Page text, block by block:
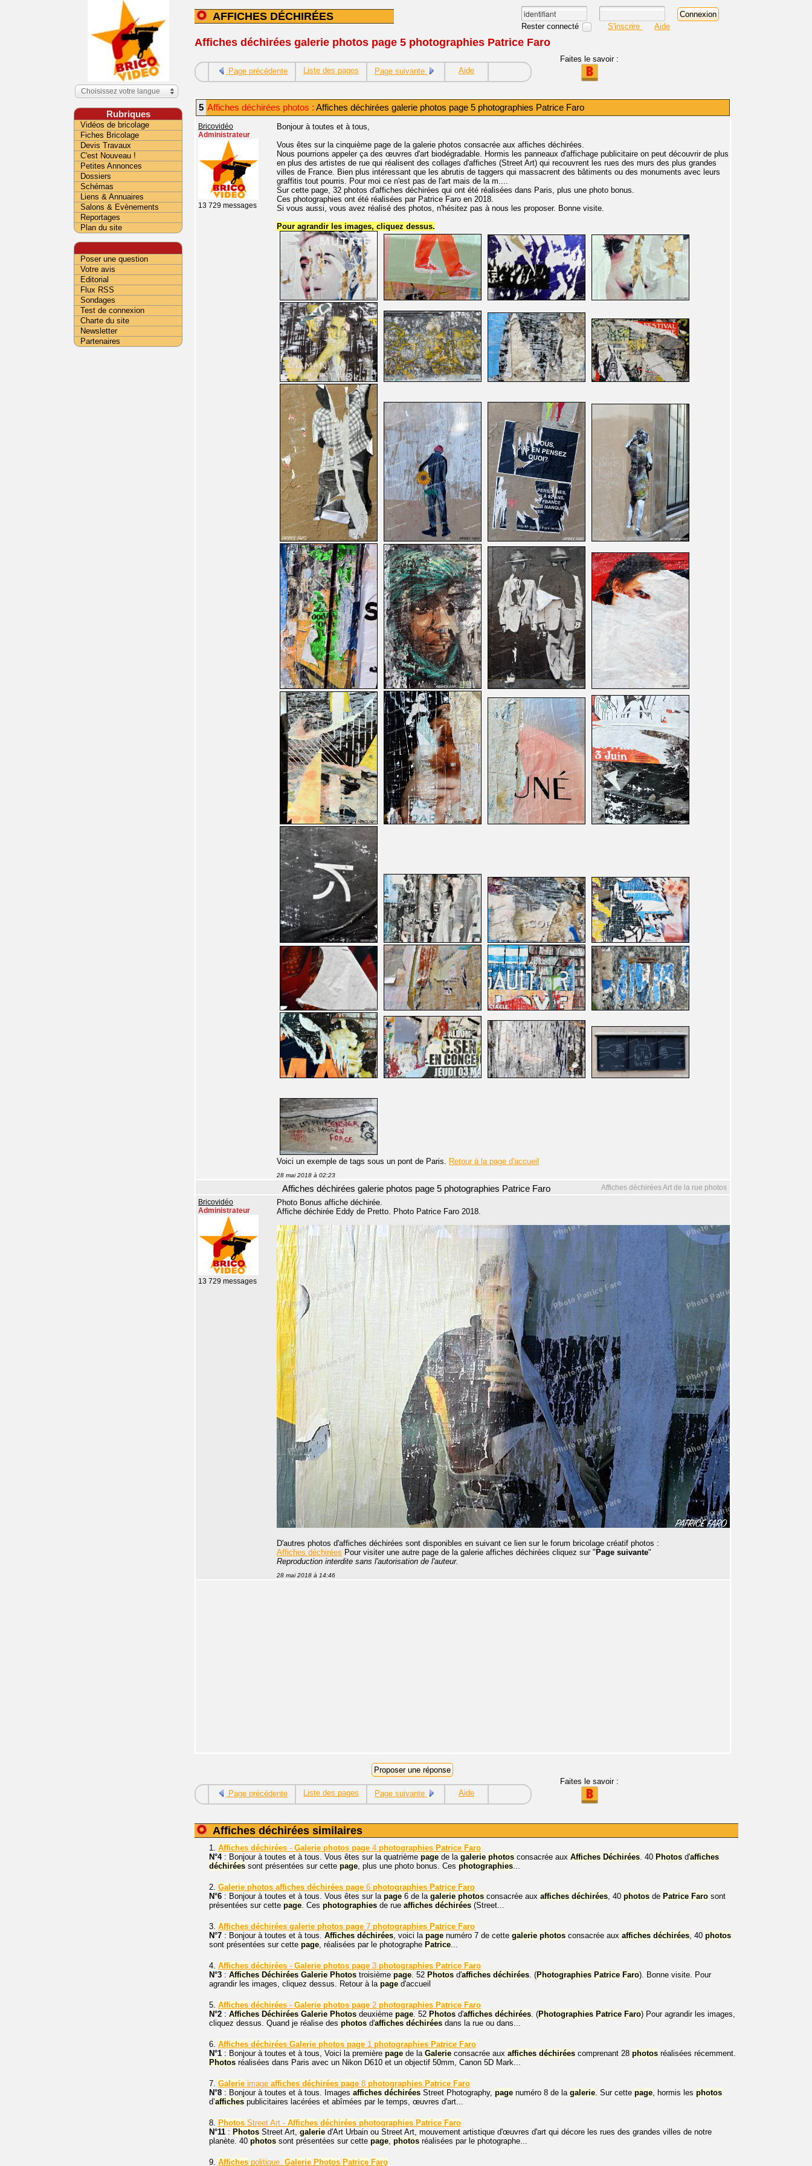
AFFICHES DÉCHIRÉES
Rester connecté S'inscrire Aide
Affiches déchirées galerie photos page 5 photographies Patrice Faro
Page précédente Liste des pages Page suivante Aide
Faites le savoir :
5 Affiches déchirées photos : Affiches déchirées galerie photos page 5 photographies Patrice Faro
Bricovidéo
Administrateur
13 729 messages
Bonjour à toutes et à tous,
Vous êtes sur la cinquième page de la galerie photos consacrée aux affiches déchirées.
Nous pourrions appeler ça des œuvres d'art biodégradable. Hormis les panneaux d'affichage publicitaire on peut découvrir de plus
en plus des artistes de rue qui réalisent des collages d'affiches (Street Art) qui recouvrent les rues des murs des plus grandes
villes de France. Bien plus intéressant que les abrutis de taggers qui massacrent des bâtiments ou des monuments avec leurs
graffitis tout pourris. Pour moi ce n'est pas de l'art mais de la m....
Sur cette page, 32 photos d'affiches déchirées qui ont été réalisées dans Paris, plus une photo bonus.
Ces photographies ont été réalisées par Patrice Faro en 2018.
Si vous aussi, vous avez réalisé des photos, n'hésitez pas à nous les proposer. Bonne visite.
Pour agrandir les images, cliquez dessus.
Voici un exemple de tags sous un pont de Paris. Retour à la page d'accueil
28 mai 2018 à 02:23
Affiches déchirées Art de la rue photos
Affiches déchirées galerie photos page 5 photographies Patrice Faro
Bricovidéo
Administrateur
13 729 messages
Photo Bonus affiche déchirée.
Affiche déchirée Eddy de Pretto. Photo Patrice Faro 2018.
D'autres photos d'affiches déchirées sont disponibles en suivant ce lien sur le forum bricolage créatif photos :
Affiches déchirées Pour visiter une autre page de la galerie affiches déchirées cliquez sur " Page suivante"
Reproduction interdite sans l'autorisation de l'auteur.
28 mai 2018 à 14:46
Page précédente Liste des pages Page suivante Aide
Faites le savoir :
Affiches déchirées similaires
1. Affiches déchirées - Galerie photos page 4 photographies Patrice Faro
N°4: Bonjour à toutes et à tous. Vous êtes sur la quatrième page de la galerie photos consacrée aux Affiches Déchirées . 40 Photos d'affiches
déchirées sont présentées sur cette page , plus une photo bonus. Ces photographies
2. Galerie photos affiches déchirées page 6 photographies Patrice Faro
N°6 : Bonjour à toutes et à tous. Vous êtes sur la page 6 de la galerie photos consacrée aux affiches déchirées , 40 photos de Patrice Faro sont
présentées sur cette page . Ces photographies de rue affiches déchirées (Street...
3. Affiches déchirées galerie photos page 7 photographies Patrice Faro
N°7 : Bonjour à toutes et à tous. Affiches déchirées , voici la page numéro 7 de cette galerie photos consacrée aux affiches déchirées , 40 photos
sont présentées sur cette page , réalisées par le photographe Patrice
4. Affiches déchirées - Galerie photos page 3 photographies Patrice Faro
N°3 : Affiches Déchirées Galerie Photos troisième page . 52 Photos d'affiches déchirées . (Photographies Patrice Faro). Bonne visite. Pour
agrandir les images, cliquez dessus. Retour à la page d'accueil
5. Affiches déchirées - Galerie photos page 2 photographies Patrice Faro
N°2 : Affiches Déchirées Galerie Photos deuxième page . 52 Photos d'affiches déchirées . (Photographies Patrice Faro) Pour agrandir les images,
cliquez dessus. Quand je réalise des photos d'affiches déchirées dans la rue ou dans...
6. Affiches déchirées Galerie photos page 1 photographies Patrice Faro
N°1 : Bonjour à toutes et à tous, Voici la première page de la Galerie consacrée aux affiches déchirées comprenant 28 photos réalisées récemment.
Photos réalisées dans Paris avec un Nikon D610 et un objectif 50mm, Canon 5D Mark...
7. Galerie image affiches déchirées page 8 photographies Patrice Faro
N°8 : Bonjour à toutes et à tous. Images affiches déchirées Street Photography, page numéro 8 de la galerie . Sur cette page , hormis les photos
d’affiches publicitaires lacérées et abîmées par le temps, œuvres d'art...
8. Photos Street Art - Affiches déchirées photographies Patrice Faro
N°11 : Photos Street Art, galerie d'Art Urbain ou Street Art, mouvement artistique d'œuvres d'art qui décore les rues des grandes villes de notre
planète. 40 photos sont présentées sur cette page photos réalisées par le photographe...
9. Affiches politique. Galerie Photos Patrice Faro
Choisissez votre langue
Rubriques
Vidéos de bricolage
Fiches Bricolage
Devis Travaux
C'est Nouveau !
Petites Annonces
Dossiers
Schémas
Liens & Annuaires
Salons & Evènements
Reportages
Plan du site
Poser une question
Votre avis
Editorial
Flux RSS
Sondages
Test de connexion
Charte du site
Newsletter
Partenaires